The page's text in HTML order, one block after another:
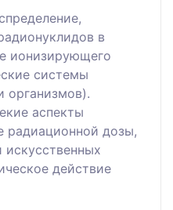
в
ионизирующего
системы
организмов).
аспекты
радиационной дозы,
действие